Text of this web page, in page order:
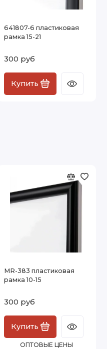
641807-6 пластиковая
рамка 15-21
300 руб
Купить
MR-383 пластиковая
рамка 10-15
300 руб
Купить
ОПТОВЫЕ ЦЕНЫ